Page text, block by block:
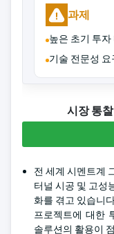
과제
높은 초기 투자
기술 전문성 요
시장 통
전 세계 시멘트계
터널 시공 및 고성
화를 겪고 있습니
프로젝트에 대한
솔루션의 활용이